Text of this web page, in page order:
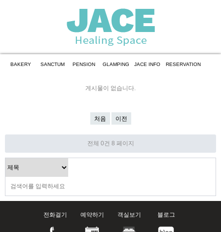
BAKERY SANCTUM PENSION GLAMPING JACE INFO RESERVATION
게시물이 없습니다.
처음 이전
전체 0건 8 페이지
전화걸기 예약하기 객실보기 블로그